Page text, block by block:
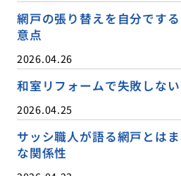
網戸の張り替えを自分です
意点
2026.04.26
和室リフォームで失敗しな
2026.04.25
サッシ職人が語る網戸とは
な関係性